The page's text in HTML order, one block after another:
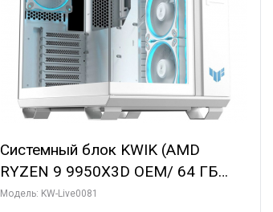
Системный блок KWIK (AMD
RYZEN 9 9950X3D OEM/ 64 ГБ
ОЗУ/ Gigabyte RTX5080 XTREME
Модель: KW-Live0081